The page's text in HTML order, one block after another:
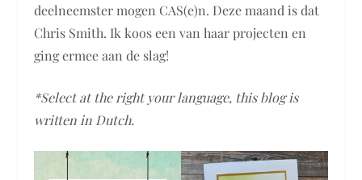
deelneemster mogen CAS(e)n. Deze maand is dat
Chris Smith. Ik koos een van haar projecten en
ging ermee aan de slag!
*Select at the right your language, this blog is
written in Dutch.